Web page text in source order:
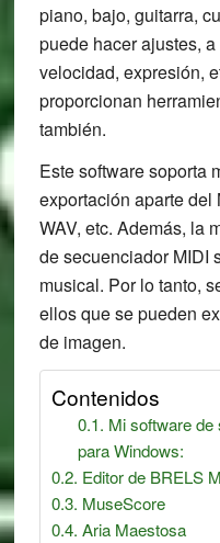
piano, bajo, guitarra,
puede hacer ajustes,
velocidad, expresión,
proporcionan
también.
Este software soporta
exportación aparte del
WAV, etc. Además, la
de secuenciador MIDI
musical. Por lo tanto,
ellos que se pueden
de imagen.
Contenidos
Mi software
para Windows:
Editor de BRELS
MuseScore
Aria Maestosa